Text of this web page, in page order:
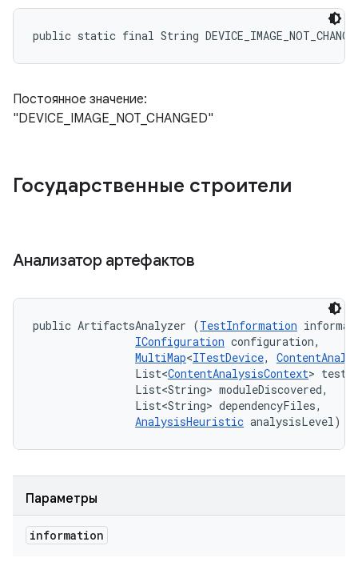
public static final String
Постоянное значение:
"DEVICE_IMAGE_NOT_CHANGED"
Государственные строители
Анализатор артефактов
public ArtifactsAnalyzer (TestInformation
IConfiguration configuration,
MultiMap<ITestDevice,
                List<
ContentAnalysisContext>
                List<String> moduleDiscovered,
                List<String> dependencyFiles,
AnalysisHeuristic analysisLevel)
Параметры
information